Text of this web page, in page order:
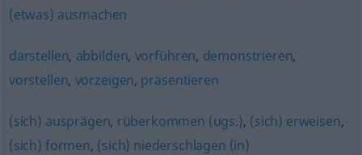
(etwas) ausmachen
darstellen, abbilden, vorführen, demonstrieren,
vorstellen, vorzeigen, präsentieren
(sich) ausprägen, rüberkommen (ugs.), (sich) erweisen,
(sich) formen, (sich) niederschlagen (in)